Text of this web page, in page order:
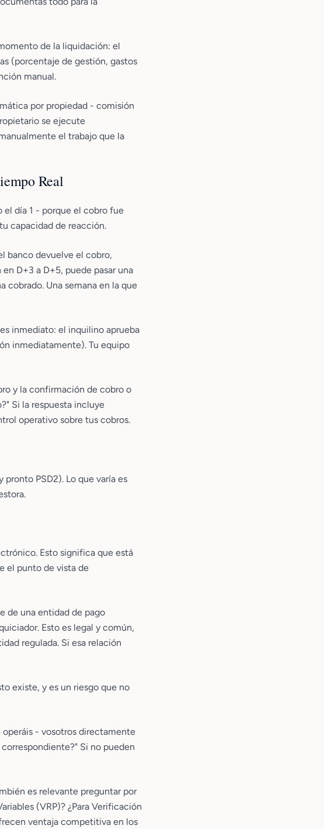
de la liquidación: el
(porcentaje de gestión, gastos
manual.
por propiedad - comisión
se ejecute
el trabajo que la
Real
el día 1 - porque el cobro fue
capacidad de reacción.
banco devuelve el cobro,
D+3 a D+5, puede pasar una
cobrado. Una semana en la que
inmediato: el inquilino aprueba
inmediatamente). Tu equipo
y la confirmación de cobro o
Si la respuesta incluye
operativo sobre tus cobros.
pronto PSD2). Lo que varía es
Esto significa que está
el punto de vista de
de una entidad de pago
Esto es legal y común,
regulada. Si esa relación
existe, y es un riesgo que no
operáis - vosotros directamente
Si no pueden
es relevante preguntar por
(VRP)? ¿Para Verificación
ventaja competitiva en los